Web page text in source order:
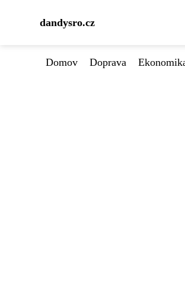
dandysro.cz
Domov Doprava